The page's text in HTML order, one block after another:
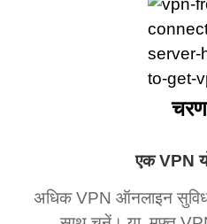
एक VPN
अधिक VPN ऑनलाइन